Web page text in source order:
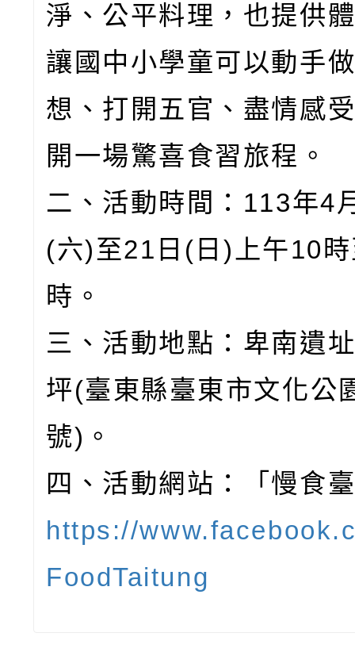
淨、公平料理，也提供
讓國中小學童可以動手
想、打開五官、盡情感
開一場驚喜食習旅程。
二、活動時間：113年4
(六)至21日(日)上午10
時。
三、活動地點：卑南遺
坪(臺東縣臺東市文化公
號)。
四、活動網站：「慢食
https://
FoodTaitung